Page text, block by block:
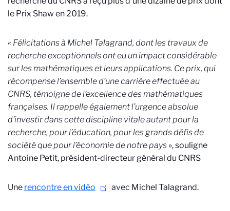
le Prix Shaw en 2019.
« Félicitations à Michel Talagrand, dont les travaux de
recherche exceptionnels ont eu un impact considérable
sur les mathématiques et leurs applications. Ce prix, qui
récompense l’ensemble d’une carrière effectuée au
CNRS, témoigne de l’excellence des mathématiques
françaises. Il rappelle également l’urgence absolue
d’investir dans cette discipline vitale autant pour la
recherche, pour l’éducation, pour les grands défis de
société que pour l’économie de notre pays », souligne
Antoine Petit, président-directeur général du CNRS
Une rencontre en vidéo avec Michel Talagrand.